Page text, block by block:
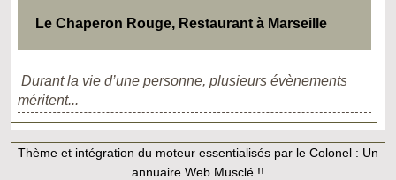
Le Chaperon Rouge, Restaurant à Marseille
Durant la vie d’une personne, plusieurs évènements
méritent...
Thème et intégration du moteur essentialisés par le Colonel : Un
annuaire Web Musclé !!